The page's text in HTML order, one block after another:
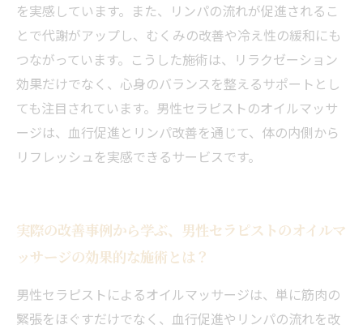
を実感しています。また、リンパの流れが促進されるこ
とで代謝がアップし、むくみの改善や冷え性の緩和にも
つながっています。こうした施術は、リラクゼーション
効果だけでなく、心身のバランスを整えるサポートとし
ても注目されています。男性セラピストのオイルマッサ
ージは、血行促進とリンパ改善を通じて、体の内側から
リフレッシュを実感できるサービスです。
実際の改善事例から学ぶ、男性セラピストのオイルマ
ッサージの効果的な施術とは？
男性セラピストによるオイルマッサージは、単に筋肉の
緊張をほぐすだけでなく、血行促進やリンパの流れを改